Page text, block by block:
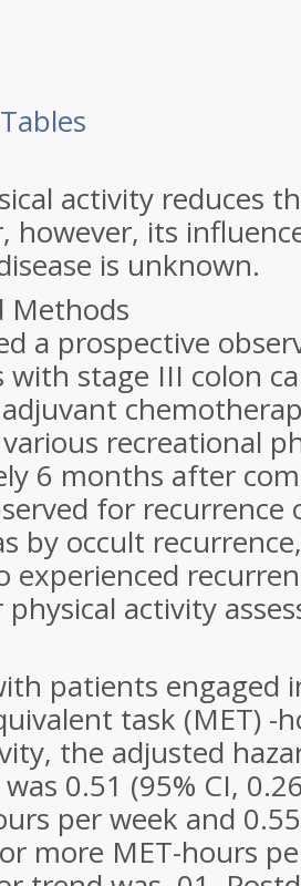
activity reduces
however, its
is unknown.
Methods
a prospective
stage III colon
recreational
6 months after
for recurrence
by occult
experienced
activity
patients engaged
task (MET) -
the adjusted
0.51 (95% CI,
per week and
more MET-hours